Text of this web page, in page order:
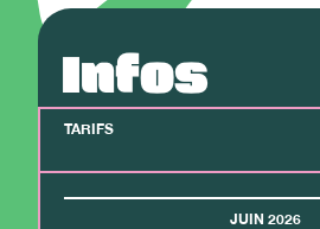
Infos
TARIFS
JUIN 2026